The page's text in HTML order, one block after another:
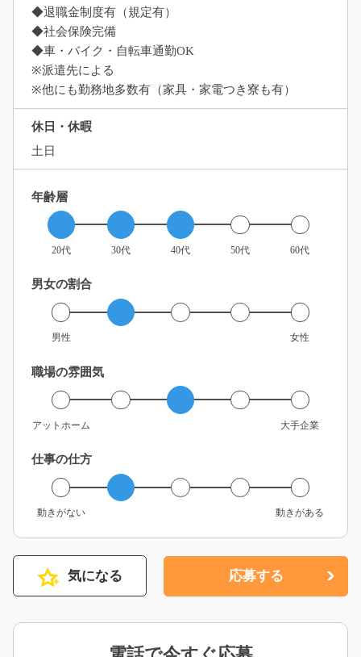
◆退職金制度有（規定有）
◆社会保険完備
◆車・バイク・自転車通勤OK
※派遣先による
※他にも勤務地多数有（家具・家電つき寮も有）
休日・休暇
土日
年齢層
20代 30代 40代 50代 60代
男女の割合
男性 女性
職場の雰囲気
アットホーム 大手企業
仕事の仕方
動きがない 動きがある
気になる 応募する